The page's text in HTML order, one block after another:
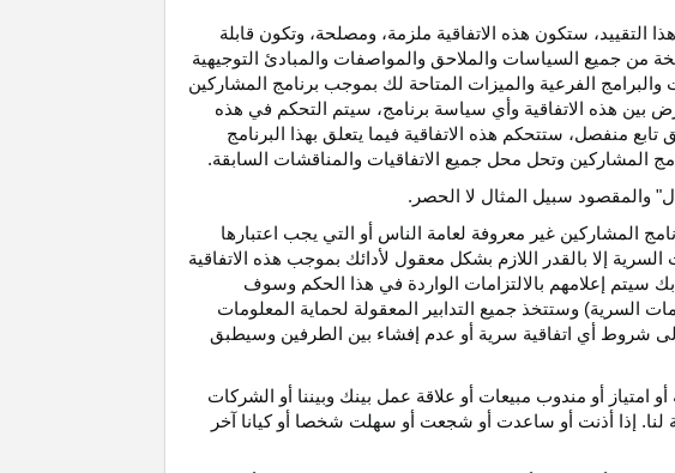
التقييد، ستكون هذه الاتفاقية ملزمة، ومصلحة، وتكون قابلة
من جميع السياسات والملاحق والمواصفات والمبادئ التوجيهية
الفرعية والميزات المتاحة لك بموجب برنامج المشاركين
هذه الاتفاقية وأي سياسة برنامج، سيتم التحكم في هذه
منفصل، ستتحكم هذه الاتفاقية فيما يتعلق بهذا البرنامج
المشاركين وتحل محل جميع الاتفاقيات والمناقشات السابقة.
والمقصود سبيل المثال لا الحصر.
المشاركين غير معروفة لعامة الناس أو التي يجب اعتبارها
إلا بالقدر اللازم بشكل معقول لأدائك بموجب هذه الاتفاقية
سيتم إعلامهم بالالتزامات الواردة في هذا الحكم وسوف
السرية) وستتخذ جميع التدابير المعقولة لحماية المعلومات
شروط أي اتفاقية سرية أو عدم إفشاء بين الطرفين وسيطبق
امتياز أو مندوب مبيعات أو علاقة عمل بينك وبيننا أو الشركات
لنا. إذا أذنت أو ساعدت أو شجعت أو سهلت شخصا أو كيانا آخر